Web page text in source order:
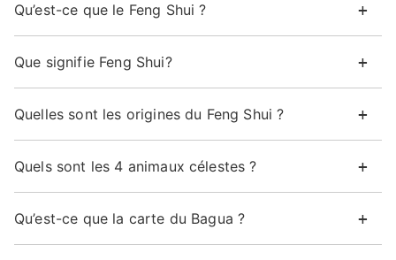
Qu’est-ce que le Feng Shui ?
Que signifie Feng Shui?
Quelles sont les origines du Feng Shui ?
Quels sont les 4 animaux célestes ?
Qu’est-ce que la carte du Bagua ?